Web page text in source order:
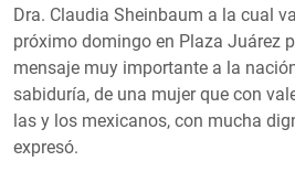
Dra. Claudia Sheinbaum a la cual
próximo domingo en Plaza Juárez
mensaje muy importante a la
sabiduría, de una mujer que con
las y los mexicanos, con mucha
expresó.